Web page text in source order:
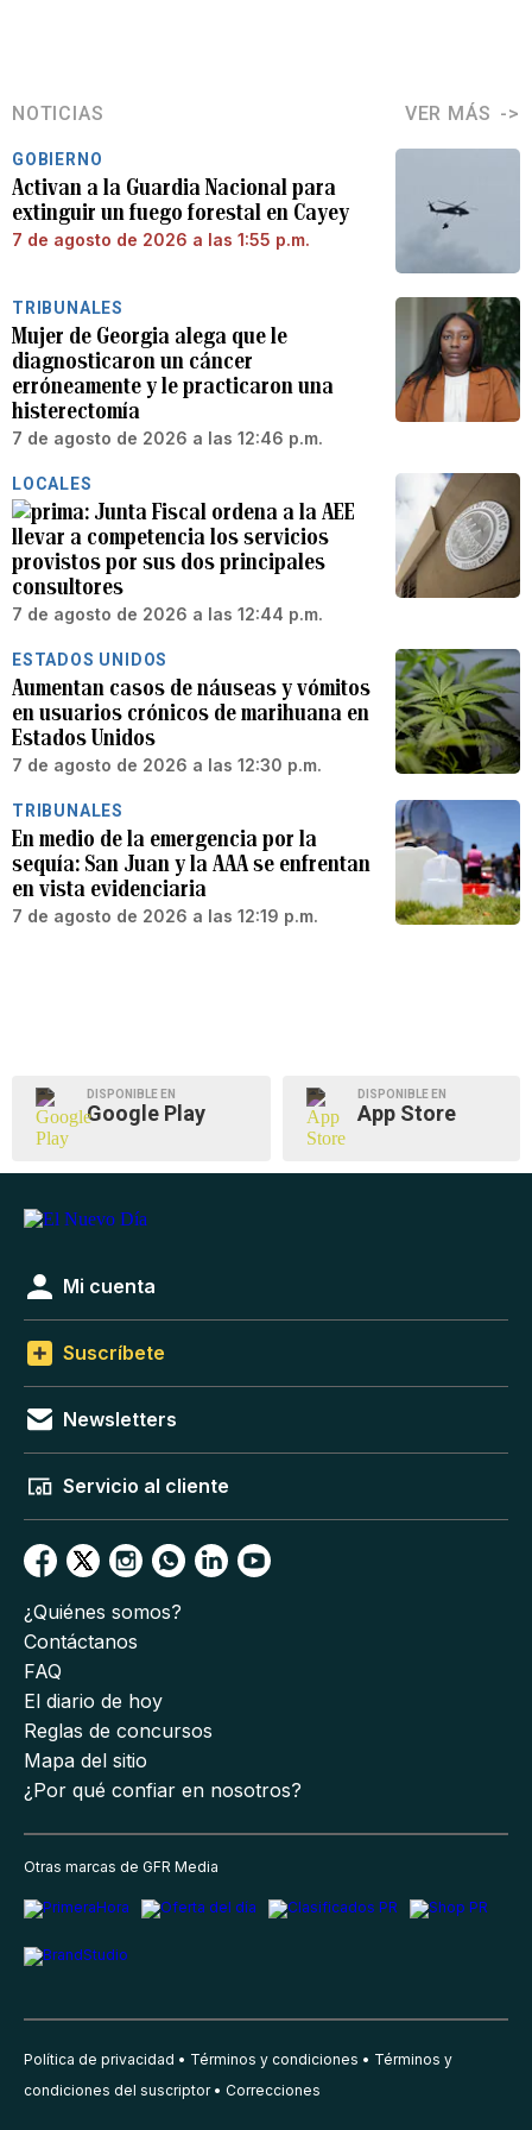
NOTICIAS VER MÁS
GOBIERNO
Activan a la Guardia Nacional para
extinguir un fuego forestal en Cayey
7 de agosto de 2026 a las 1:55 p.m.
TRIBUNALES
Mujer de Georgia alega que le
diagnosticaron un cáncer
erróneamente y le practicaron una
histerectomía
7 de agosto de 2026 a las 12:46 p.m.
LOCALES
Junta Fiscal ordena a la AEE
llevar a competencia los servicios
provistos por sus dos principales
consultores
7 de agosto de 2026 a las 12:44 p.m.
ESTADOS UNIDOS
Aumentan casos de náuseas y vómitos
en usuarios crónicos de marihuana en
Estados Unidos
7 de agosto de 2026 a las 12:30 p.m.
TRIBUNALES
En medio de la emergencia por la
sequía: San Juan y la AAA se enfrentan
en vista evidenciaria
7 de agosto de 2026 a las 12:19 p.m.
DISPONIBLE EN
Google Play
DISPONIBLE EN
App Store
Mi cuenta
Suscríbete
Newsletters
Servicio al cliente
¿Quiénes somos?
Contáctanos
FAQ
El diario de hoy
Reglas de concursos
Mapa del sitio
¿Por qué confiar en nosotros?
Otras marcas de GFR Media
Política de privacidad Términos y condiciones
Términos y
condiciones del suscriptor
Correcciones